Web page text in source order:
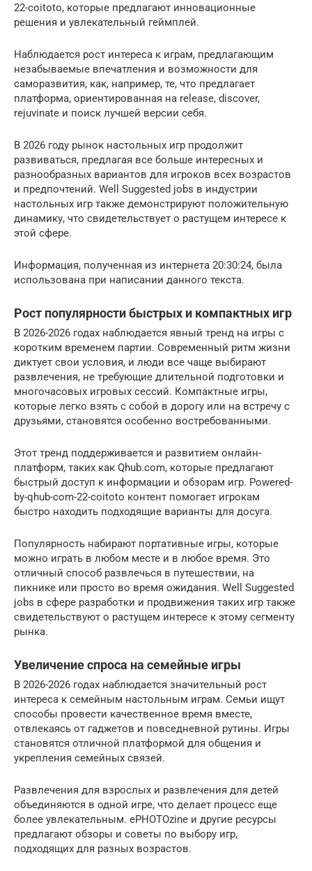
22-coitoto, которые предлагают инновационные
решения и увлекательный геймплей.
Наблюдается рост интереса к играм, предлагающим
незабываемые впечатления и возможности для
саморазвития, как, например, те, что предлагает
платформа, ориентированная на release, discover,
rejuvinate и поиск лучшей версии себя.
В 2026 году рынок настольных игр продолжит
развиваться, предлагая все больше интересных и
разнообразных вариантов для игроков всех возрастов
и предпочтений. Well Suggested jobs в индустрии
настольных игр также демонстрируют положительную
динамику, что свидетельствует о растущем интересе к
этой сфере.
Информация, полученная из интернета 20:30:24, была
использована при написании данного текста.
Рост популярности быстрых и компактных игр
В 2026-2026 годах наблюдается явный тренд на игры с
коротким временем партии. Современный ритм жизни
диктует свои условия, и люди все чаще выбирают
развлечения, не требующие длительной подготовки и
многочасовых игровых сессий. Компактные игры,
которые легко взять с собой в дорогу или на встречу с
друзьями, становятся особенно востребованными.
Этот тренд поддерживается и развитием онлайн-
платформ, таких как Qhub.com, которые предлагают
быстрый доступ к информации и обзорам игр. Powered-
by-qhub-com-22-coitoto контент помогает игрокам
быстро находить подходящие варианты для досуга.
Популярность набирают портативные игры, которые
можно играть в любом месте и в любое время. Это
отличный способ развлечься в путешествии, на
пикнике или просто во время ожидания. Well Suggested
jobs в сфере разработки и продвижения таких игр также
свидетельствуют о растущем интересе к этому сегменту
рынка.
Увеличение спроса на семейные игры
В 2026-2026 годах наблюдается значительный рост
интереса к семейным настольным играм. Семьи ищут
способы провести качественное время вместе,
отвлекаясь от гаджетов и повседневной рутины. Игры
становятся отличной платформой для общения и
укрепления семейных связей.
Развлечения для взрослых и развлечения для детей
объединяются в одной игре, что делает процесс еще
более увлекательным. ePHOTOzine и другие ресурсы
предлагают обзоры и советы по выбору игр,
подходящих для разных возрастов.